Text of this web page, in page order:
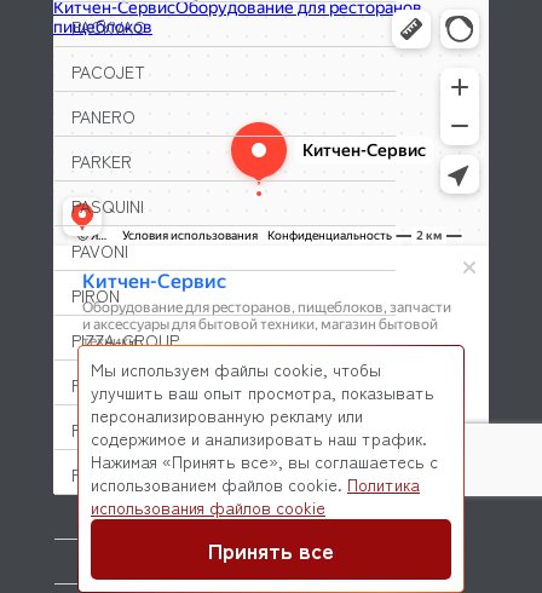
PACKVAC
PACOJET
PANERO
PARKER
PASQUINI
PAVONI
PIRON
PIZZA-GROUP
PLAS-CONT
POLAIR (ПОЛАИР)
PONY
POPCAKE
© 2026 Kitchen-Service.com Интернет-магазин запчастей
и оборудования профессиональной кухни
Мы используем файлы cookie, чтобы
улучшить ваш опыт просмотра, показывать
персонализированную рекламу или
содержимое и анализировать наш трафик.
Нажимая «Принять все», вы соглашаетесь с
использованием файлов cookie. Политика
использования файлов cookie
Принять все